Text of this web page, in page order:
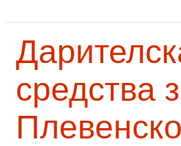
средства
Плевенско